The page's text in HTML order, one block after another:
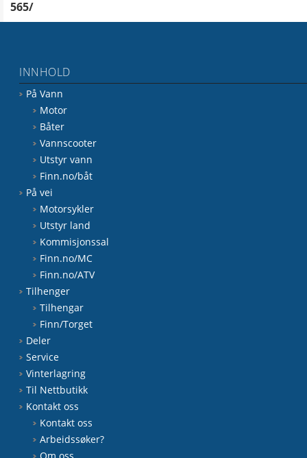
565/
INNHOLD
På Vann
Motor
Båter
Vannscooter
Utstyr vann
Finn.no/båt
På vei
Motorsykler
Utstyr land
Kommisjonssal
Finn.no/MC
Finn.no/ATV
Tilhenger
Tilhengar
Finn/Torget
Deler
Service
Vinterlagring
Til Nettbutikk
Kontakt oss
Kontakt oss
Arbeidssøker?